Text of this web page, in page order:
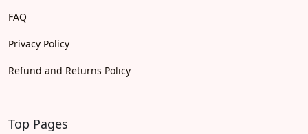
FAQ
Privacy Policy
Refund and Returns Policy
Top Pages